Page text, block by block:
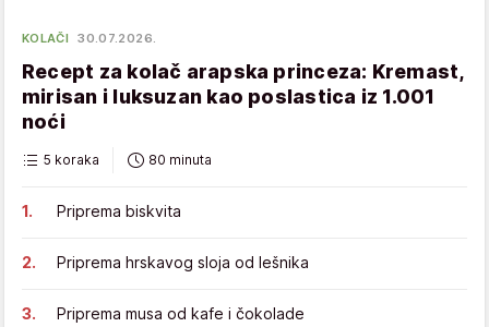
KOLAČI 30.07.2026.
Recept za kolač arapska princeza: Kremast,
mirisan i luksuzan kao poslastica iz 1.001
noći
5 koraka 80 minuta
Priprema biskvita
Priprema hrskavog sloja od lešnika
Priprema musa od kafe i čokolade